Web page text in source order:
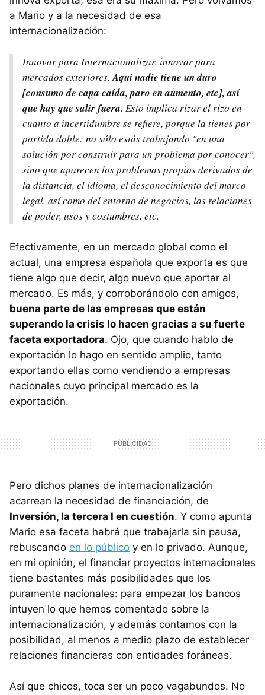
a Mario y a la necesidad de esa
internacionalización:
Innovar para Internacionalizar, innovar para
mercados exteriores.Aquí nadie tiene un duro
[consumo de capa caída, paro en aumento, etc], así
que hay que salir fuera. Esto implica rizar el rizo en
cuanto a incertidumbre se refiere, porque la tienes por
partida doble: no sólo estás trabajando "en una
solución por construir para un problema por conocer",
sino que aparecen los problemas propios derivados de
la distancia, el idioma, el desconocimiento del marco
legal, así como del entorno de negocios, las relaciones
de poder, usos y costumbres, etc.
Efectivamente, en un mercado global como el
actual, una empresa española que exporta es que
tiene algo que decir, algo nuevo que aportar al
mercado. Es más, y corroborándolo con amigos,
buena parte de las empresas que están
superando la crisis lo hacen gracias a su fuerte
faceta exportadora. Ojo, que cuando hablo de
exportación lo hago en sentido amplio, tanto
exportando ellas como vendiendo a empresas
nacionales cuyo principal mercado es la
exportación.
Pero dichos planes de internacionalización
acarrean la necesidad de financiación, de
Inversión, la tercera I en cuestión. Y como apunta
Mario esa faceta habrá que trabajarla sin pausa,
rebuscando en lo público y en lo privado. Aunque,
en mi opinión, el financiar proyectos internacionales
tiene bastantes más posibilidades que los
puramente nacionales: para empezar los bancos
intuyen lo que hemos comentado sobre la
internacionalización, y además contamos con la
posibilidad, al menos a medio plazo de establecer
relaciones financieras con entidades foráneas.
Así que chicos, toca ser un poco vagabundos. No